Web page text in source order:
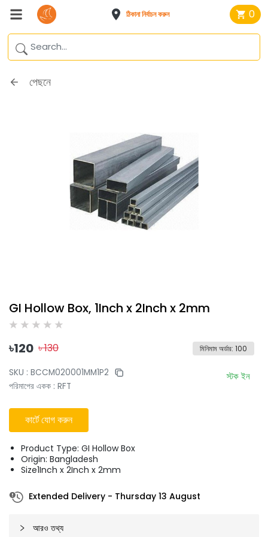
ঠিকানা নির্বাচন করুন 0
পেছনে
GI Hollow Box, 1Inch x 2Inch x 2mm
৳120 ৳130 মিনিমাম অর্ডার: 100
SKU : BCCM020001MM1P2
পরিমাপের একক : RFT
স্টক ইন
কার্টে যোগ করুন
Product Type: GI Hollow Box
Origin: Bangladesh
Size1Inch x 2Inch x 2mm
Extended Delivery - Thursday 13 August
আরও তথ্য